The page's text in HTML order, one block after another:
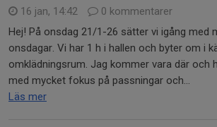
16 jan, 14:42
0 kommentarer
Hej! På onsdag 21/1-26 sätter vi igång med
onsdagar. Vi har 1 h i hallen och byter om i
omklädningsrum. Jag kommer vara där och
med mycket fokus på passningar och...
Läs mer